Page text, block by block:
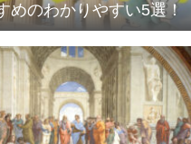
めのわかりやすい5選！